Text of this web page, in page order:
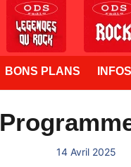
BONS PLANS INFOS
14 Avril 2025